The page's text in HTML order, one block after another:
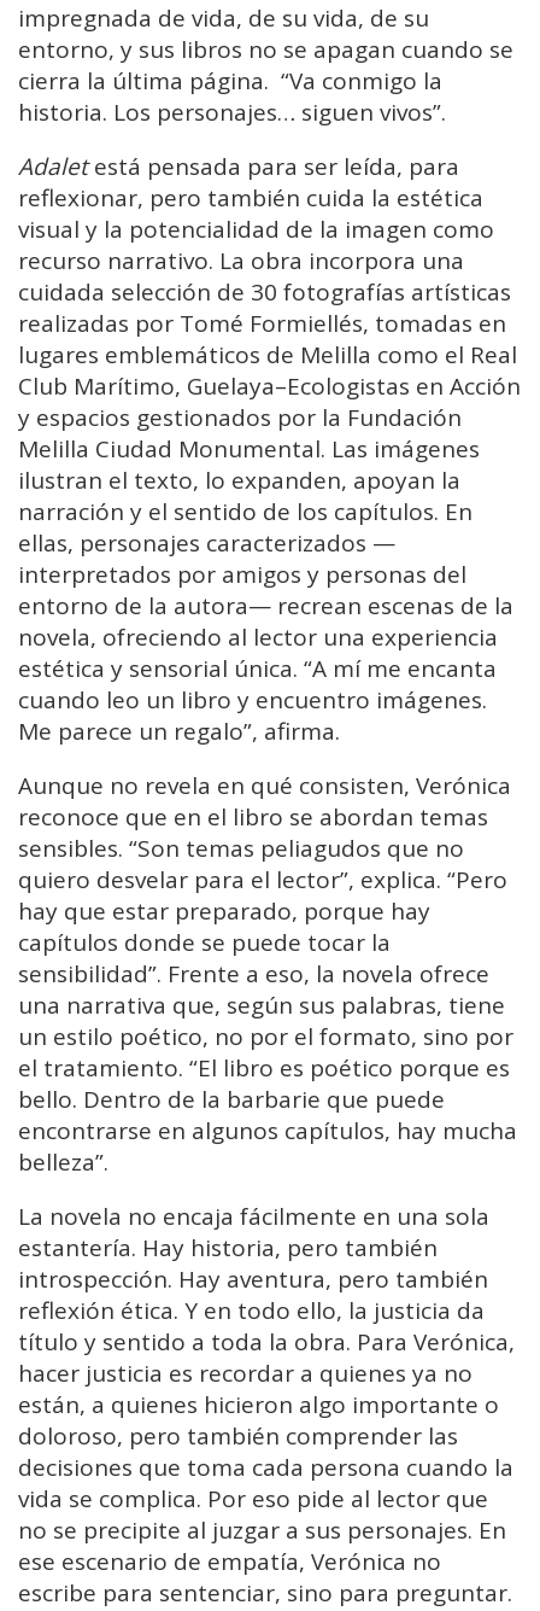
impregnada de vida, de su vida, de su
entorno, y sus libros no se apagan cuando se
cierra la última página. “Va conmigo la
historia. Los personajes… siguen vivos”.
Adaletestá pensada para ser leída, para
reflexionar, pero también cuida la estética
visual y la potencialidad de la imagen como
recurso narrativo. La obra incorpora una
cuidada selección de 30 fotografías artísticas
realizadas por Tomé Formiellés, tomadas en
lugares emblemáticos de Melilla como el Real
Club Marítimo, Guelaya–Ecologistas en Acción
y espacios gestionados por la Fundación
Melilla Ciudad Monumental. Las imágenes
ilustran el texto, lo expanden, apoyan la
narración y el sentido de los capítulos. En
ellas, personajes caracterizados —
interpretados por amigos y personas del
entorno de la autora— recrean escenas de la
novela, ofreciendo al lector una experiencia
estética y sensorial única. “A mí me encanta
cuando leo un libro y encuentro imágenes.
Me parece un regalo”, afirma.
Aunque no revela en qué consisten, Verónica
reconoce que en el libro se abordan temas
sensibles. “Son temas peliagudos que no
quiero desvelar para el lector”, explica. “Pero
hay que estar preparado, porque hay
capítulos donde se puede tocar la
sensibilidad”. Frente a eso, la novela ofrece
una narrativa que, según sus palabras, tiene
un estilo poético, no por el formato, sino por
el tratamiento. “El libro es poético porque es
bello. Dentro de la barbarie que puede
encontrarse en algunos capítulos, hay mucha
belleza”.
La novela no encaja fácilmente en una sola
estantería. Hay historia, pero también
introspección. Hay aventura, pero también
reflexión ética. Y en todo ello, la justicia da
título y sentido a toda la obra. Para Verónica,
hacer justicia es recordar a quienes ya no
están, a quienes hicieron algo importante o
doloroso, pero también comprender las
decisiones que toma cada persona cuando la
vida se complica. Por eso pide al lector que
no se precipite al juzgar a sus personajes. En
ese escenario de empatía, Verónica no
escribe para sentenciar, sino para preguntar.